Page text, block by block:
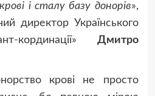
і сталу базу донорів»,
директор Українського
кординації» Дмитро
крові не просто